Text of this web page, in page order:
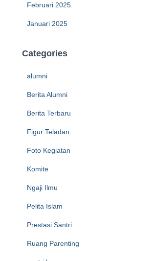
Februari 2025
Januari 2025
Categories
alumni
Berita Alumni
Berita Terbaru
Figur Teladan
Foto Kegiatan
Komite
Ngaji Ilmu
Pelita Islam
Prestasi Santri
Ruang Parenting